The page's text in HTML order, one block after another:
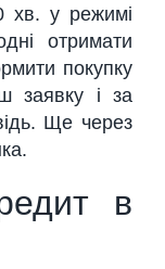
хв. у режимі
отримати
покупку
заявку і за
Ще через
в